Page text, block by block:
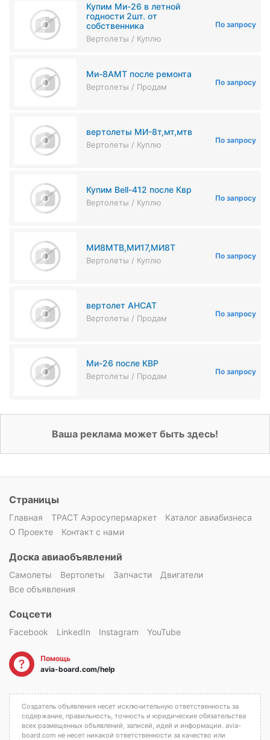
Купим Ми-26 в летной
годности 2шт. от
собственника
Вертолеты / Куплю
По запросу
Ми-8АМТ после ремонта
Вертолеты / Продам По запросу
вертолеты МИ-8т,мт,мтв
Вертолеты / Куплю По запросу
Купим Bell-412 после Квр
Вертолеты / Куплю По запросу
МИ8МТВ,МИ17,МИ8Т
Вертолеты / Куплю По запросу
вертолет АНСАТ
Вертолеты / Продам По запросу
Ми-26 после КВР
Вертолеты / Продам По запросу
Ваша реклама может быть здесь!
Страницы
Главная ТРАСТ Аэросупермаркет
Каталог авиабизнеса
О Проекте
Контакт с нами
Доска авиаобъявлений
Самолеты Вертолеты Запчасти
Двигатели
Все объявления
Соцсети
Facebook LinkedIn Instagram YouTube
Помощь
avia-board.com/help
Создатель объявления несет исключительную ответственность за
содержание, правильность, точность и юридические обязательства
всех размещенных объявлений, записей, идей и информации. avia-
board.com не несет никакой ответственности за качество или